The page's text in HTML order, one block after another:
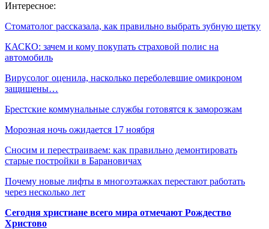
Интересное:
Стоматолог рассказала, как правильно выбрать зубную щетку
КАСКО: зачем и кому покупать страховой полис на
автомобиль
Вирусолог оценила, насколько переболевшие омикроном
защищены…
Брестские коммунальные службы готовятся к заморозкам
Морозная ночь ожидается 17 ноября
Сносим и перестраиваем: как правильно демонтировать
старые постройки в Барановичах
Почему новые лифты в многоэтажках перестают работать
через несколько лет
Сегодня христиане всего мира отмечают Рождество
Христово